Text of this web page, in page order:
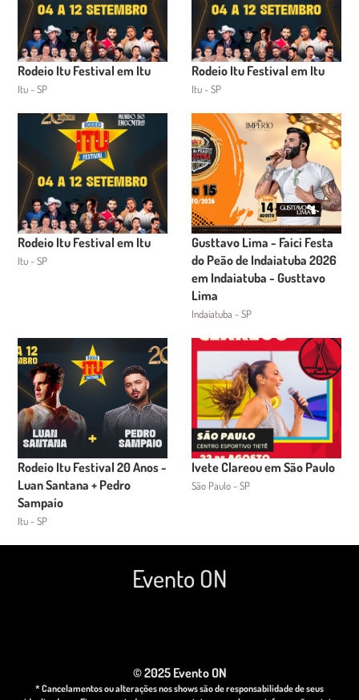
Rodeio Itu Festival em Itu
Itu - SP
Rodeio Itu Festival em Itu
Itu - SP
Rodeio Itu Festival em Itu
Itu - SP
Gusttavo Lima - Faici Festa
do Peão de Indaiatuba 2026
em Indaiatuba - Gusttavo
Lima
Indaiatuba - SP
Rodeio Itu Festival 20 Anos -
Luan Santana + Pedro
Sampaio
Itu - SP
Ivete Clareou em São Paulo
São Paulo - SP
Evento ON
© 2025 Evento ON
* Cancelamentos ou alterações nos shows são de responsabilidade de seus